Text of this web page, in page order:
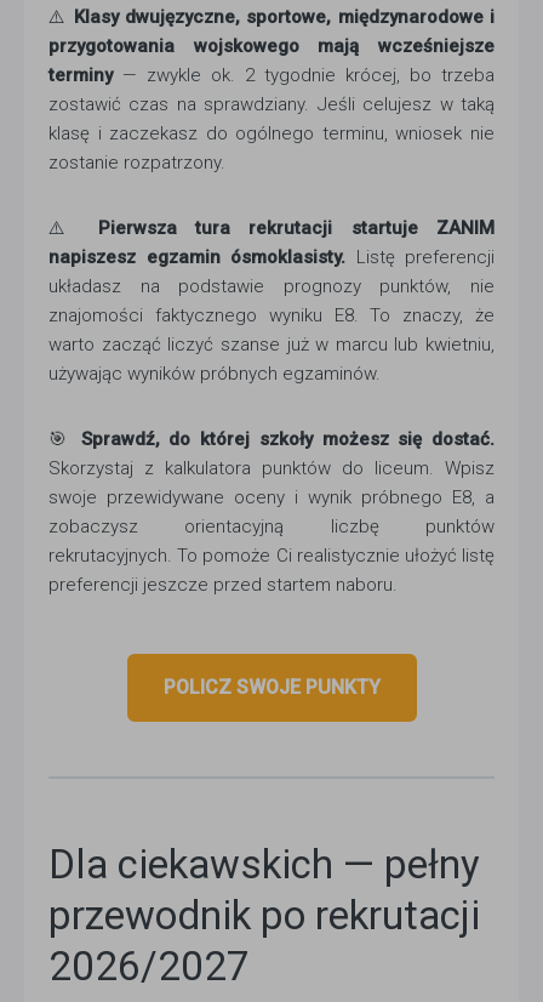
⚠️
Klasy dwujęzyczne, sportowe, międzynarodowe i
przygotowania wojskowego mają wcześniejsze
terminy— zwykle ok. 2 tygodnie krócej, bo trzeba
zostawić czas na sprawdziany. Jeśli celujesz w taką
klasę i zaczekasz do ogólnego terminu, wniosek nie
zostanie rozpatrzony.
⚠️
Pierwsza tura rekrutacji startuje ZANIM
napiszesz egzamin ósmoklasisty. Listę preferencji
układasz na podstawie prognozy punktów, nie
znajomości faktycznego wyniku E8. To znaczy, że
warto zacząć liczyć szanse już w marcu lub kwietniu,
używając wyników próbnych egzaminów.
🎯 Sprawdź, do której szkoły możesz się dostać.
Skorzystaj z kalkulatora punktów do liceum. Wpisz
swoje przewidywane oceny i wynik próbnego E8, a
zobaczysz orientacyjną liczbę punktów
rekrutacyjnych. To pomoże Ci realistycznie ułożyć listę
preferencji jeszcze przed startem naboru.
POLICZ SWOJE PUNKTY
Dla ciekawskich — pełny
przewodnik po rekrutacji
2026/2027